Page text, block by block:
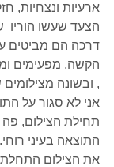
ארעיות ונצחיות,
הצעד שעשו הוריו
דרכה הם מביטים
הקשה, מפעימים
, ובשונה
אני לא סגור על
תחילת הצילום, פה
התוצאה בעיני רוחי.
את הצילום